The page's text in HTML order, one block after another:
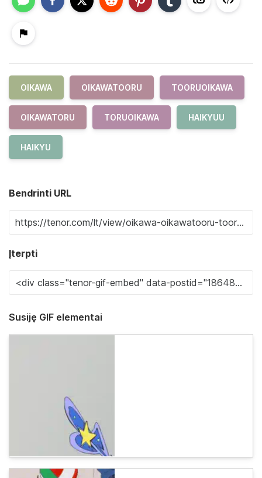
OIKAWA OIKAWATOORU TOORUOIKAWA
OIKAWATORU TORUOIKAWA HAIKYUU
HAIKYU
Bendrinti URL
Įterpti
Susiję GIF elementai